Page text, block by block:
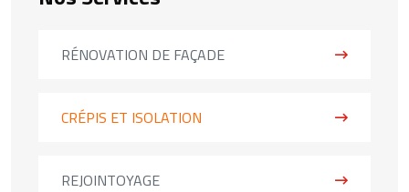
RÉNOVATION DE FAÇADE
CRÉPIS ET ISOLATION
REJOINTOYAGE